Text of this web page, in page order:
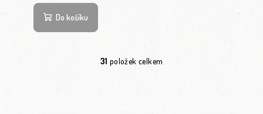
Do košíku
Ovládací prvky výpisu
31 položek celkem